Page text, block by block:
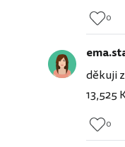
0
děkuji
13,525
0